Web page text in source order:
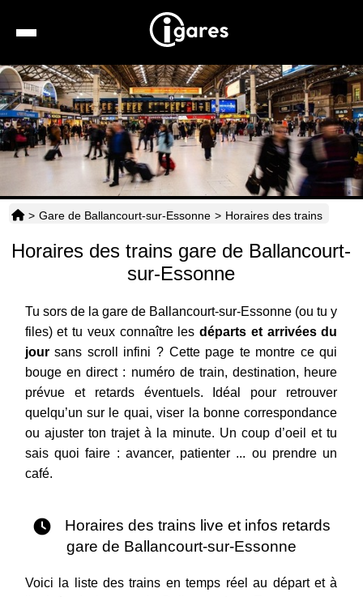
Recherche
Location de voiture
Hôtels
Horaires
> Gare de Ballancourt-sur-Essonne > Horaires des trains
Horaires des trains gare de Ballancourt-
sur-Essonne
Tu sors de la gare de Ballancourt-sur-Essonne (ou tu y
files) et tu veux connaître lesdéparts et arrivées du
joursans scroll infini ? Cette page te montre ce qui
bouge en direct : numéro de train, destination, heure
prévue et retards éventuels. Idéal pour retrouver
quelqu’un sur le quai, viser la bonne correspondance
ou ajuster ton trajet à la minute. Un coup d’oeil et tu
sais quoi faire : avancer, patienter ... ou prendre un
café.
Horaires des trains live et infos retards
gare de Ballancourt-sur-Essonne
Voici la liste des trains en temps réel au départ et à